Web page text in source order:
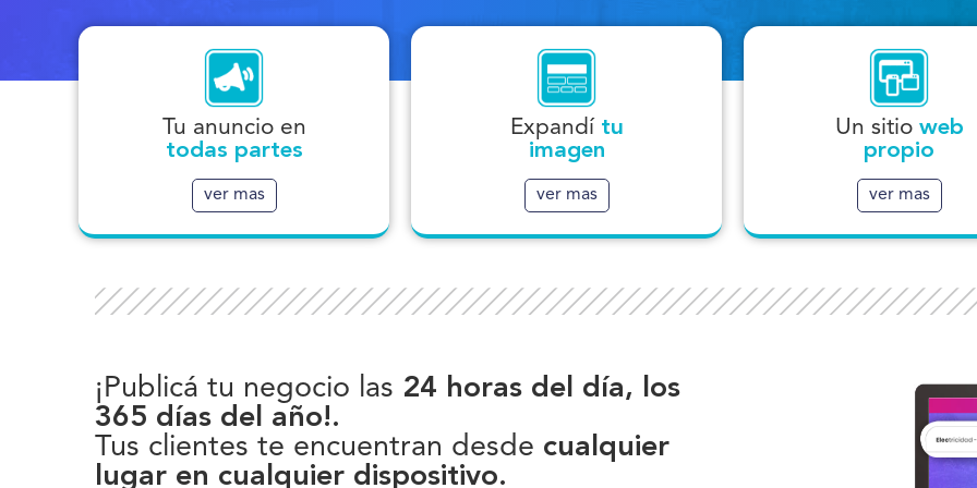
Tu anuncio en
todas partes
ver mas
Tus clientes te encuentran desde
cualquier lugar en cualquier
dispositivo (celulares, tablets,
computadoras o notebooks.)
Expandí tu
imagen
ver mas
Con la contratación de tu aviso
te posicionas y destacas más
arriba en tu rubro.
¡Obtené mayor exposición y
presencia de tu imagen
corporativa!.
Un sitio web
propio
ver mas
Te ofrecemos unas
diseño ideales para vos.
El equilibrio justo entre
Simpleza y
¡Publicá tu negocio las 24 horas del día, los
365 días del año!.
Tus clientes te encuentran desde cualquier
lugar en cualquier dispositivo.